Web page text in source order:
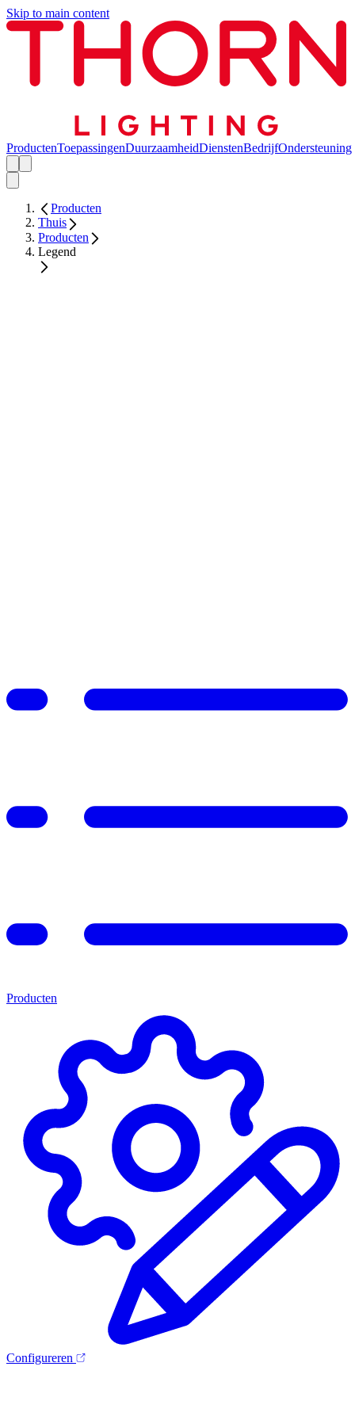
Skip to main content
ProductenToepassingenDuurzaamheidDienstenBedrijfOndersteuning
Producten
Thuis
Producten
Legend
Producten
Configureren